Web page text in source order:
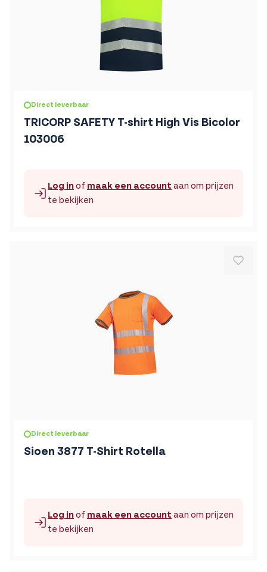
Direct leverbaar
TRICORP SAFETY T-shirt High Vis Bicolor
103006
De prijs is afhankelijk van de gekozen opties op de
Log inof maak een account aan om prijzen
te bekijken
Direct leverbaar
Sioen 3877 T-Shirt Rotella
De prijs is afhankelijk van de gekozen opties op de
Log inof maak een account aan om prijzen
te bekijken